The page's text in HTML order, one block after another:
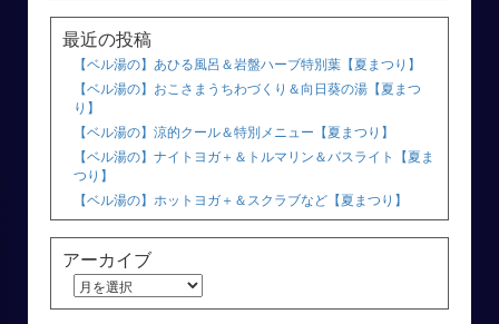
最近の投稿
【ベル湯の】あひる風呂＆岩盤ハーブ特別葉【夏まつり】
【ベル湯の】おこさまうちわづくり＆向日葵の湯【夏まつ
り】
【ベル湯の】涼的クール＆特別メニュー【夏まつり】
【ベル湯の】ナイトヨガ＋＆トルマリン＆バスライト【夏ま
つり】
【ベル湯の】ホットヨガ＋＆スクラブなど【夏まつり】
アーカイブ